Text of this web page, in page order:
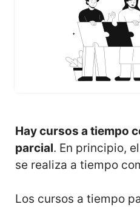
Hay cursos a tiempo
parcial. En principio,
se realiza a tiempo
Los cursos a tiempo